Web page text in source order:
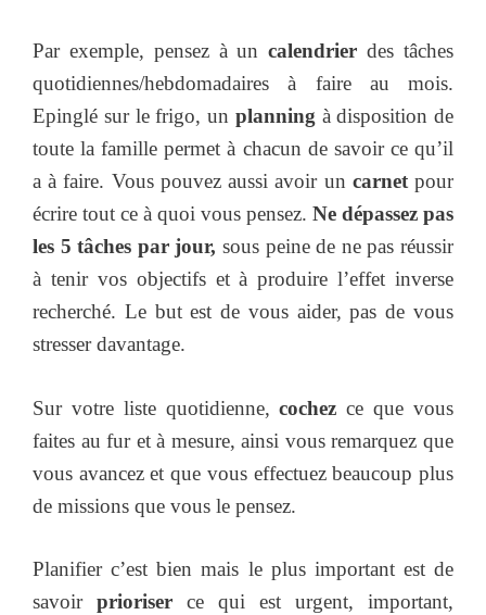
Par exemple, pensez à uncalendrierdes tâches
quotidiennes/hebdomadaires à faire au mois.
Epinglé sur le frigo, un planning à disposition de
toute la famille permet à chacun de savoir ce qu’il
a à faire. Vous pouvez aussi avoir un carnetpour
écrire tout ce à quoi vous pensez. Ne dépassez pas
les 5 tâches par jour, sous peine de ne pas réussir
à tenir vos objectifs et à produire l’effet inverse
recherché. Le but est de vous aider, pas de vous
stresser davantage.
Sur votre liste quotidienne,cochezce que vous
faites au fur et à mesure, ainsi vous remarquez que
vous avancez et que vous effectuez beaucoup plus
de missions que vous le pensez.
Planifier c’est bien mais le plus important est de
savoir prioriser ce qui est urgent, important,